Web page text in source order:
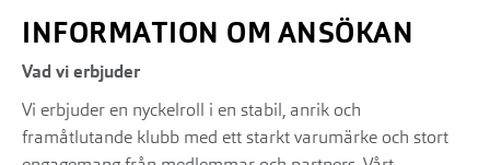
INFORMATION OM ANSÖKAN
Vad vi erbjuder
Vi erbjuder en nyckelroll i en stabil, anrik och
framåtlutande klubb med ett starkt varumärke och stort